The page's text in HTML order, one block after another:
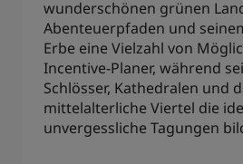
Kunlun
wunderschönen grünen
Abenteuerpfaden und
Erbe eine Vielzahl von
Incentive-Planer, während
Schlösser, Kathedralen und
mittelalterliche Viertel die
unvergessliche Tagungen